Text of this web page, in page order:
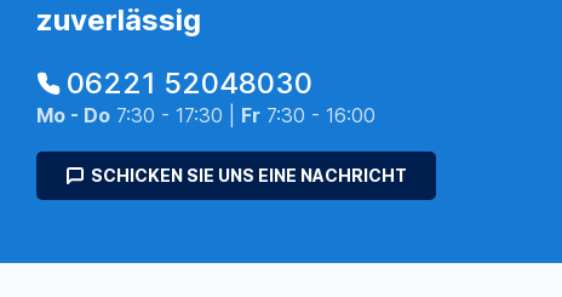
zuverlässig
06221 52048030
Mo - Do 7:30 - 17:30 | Fr 7:30 - 16:00
SCHICKEN SIE UNS EINE NACHRICHT